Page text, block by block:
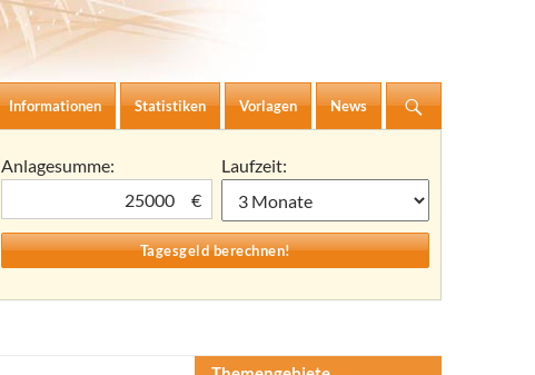
Informationen Statistiken Vorlagen News
Anlagesumme:
€
Laufzeit: